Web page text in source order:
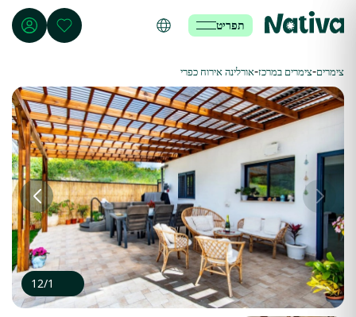
תפריט
צימרים-צימרים במרכז-אורלינה אירוח כפרי
1
/
12